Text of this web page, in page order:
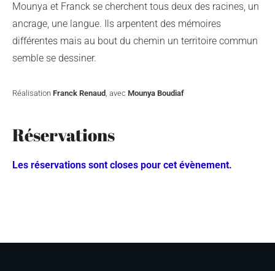
Mounya et Franck se cherchent tous deux des racines, un
ancrage, une langue. Ils arpentent des mémoires
différentes mais au bout du chemin un territoire commun
semble se dessiner.
Réalisation Franck Renaud , avec Mounya Boudiaf
Réservations
Les réservations sont closes pour cet évènement.